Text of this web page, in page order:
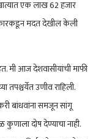
एक लाख 62 हजार
मदत देखील केली
मी आज देशवासीयांची माफी
तपश्चर्येत उणीव राहिली.
बांधवांना समजून सांगू
दोष देण्याचा नाही.